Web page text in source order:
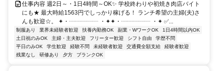
仕事内容 週2日～・1日4時間～OK✨ 学校終わりや初焼き肉店バイト
にも★ 最大時給1563円でしっかり稼げる！ ランチ希望の主婦(夫)さ
んも歓迎☆。 ✦・┈┈┈┈┈ ・✦✦・┈┈┈┈┈ ・✦ ✅...
制服あり 業界未経験者歓迎 扶養内勤務OK 副業・WワークOK
1日4時間以内OK
土日祝のみOK
主婦・主夫歓迎 フリーター歓迎 シフト自由
学歴不問
平日のみOK
学生歓迎 経験不問 未経験者歓迎 交通費全額支給
経験者歓迎
残業なし
研修あり 夕方 ブランクOK